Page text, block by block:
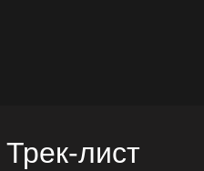
Трек-лист